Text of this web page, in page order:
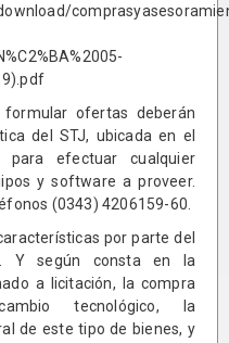
formular ofertas deberán
del STJ, ubicada en el
para efectuar cualquier
y software a proveer.
(0343) 4206159-60.
por parte del
Y según consta en la
a licitación, la compra
tecnológico, la
de este tipo de bienes, y